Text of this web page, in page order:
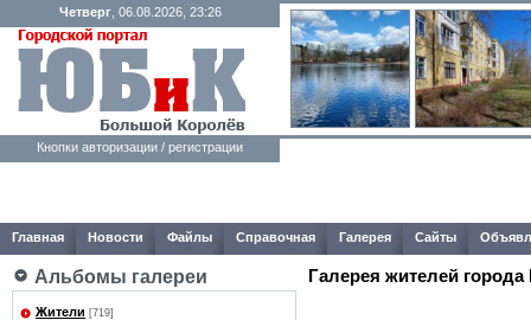
Четверг, 06.08.2026, 23:26
Кнопки авторизации / регистрации
Главная Новости Файлы Справочная Галерея Сайты
Альбомы галереи
Жители [719]
Галерея жителей города